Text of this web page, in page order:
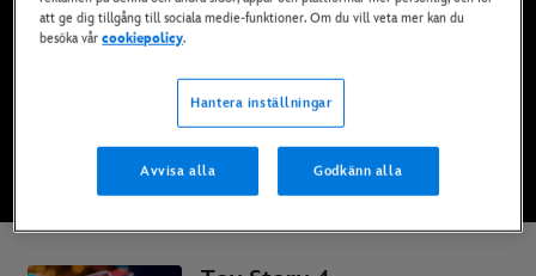
KÖP FILMEN
* Villkor gäller | Abonnemang från bara 69 kr/ per månad
att ge dig tillgång till sociala medie-funktioner. Om du vill veta mer kan du
besöka vårcookiepolicy.
Hantera inställningar
Avvisa alla Godkänn alla